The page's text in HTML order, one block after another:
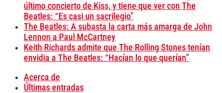
último concierto de Kiss, y tiene que ver con The
Beatles: “Es casi un sacrilegio”
The Beatles: A subasta la carta más amarga de John
Lennon a Paul McCartney
Keith Richards admite que The Rolling Stones tenían
envidia a The Beatles: “Hacían lo que querían”
Acerca de
Últimas entradas